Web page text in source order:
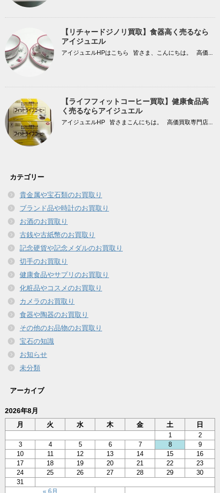
【リチャードジノリ買取】食器高く売るなら
アイジュエル
アイジュエルHPはこちら 皆さま、こんにちは。 高価...
【ライフフィットコーヒー買取】健康食品高
く売るならアイジュエル
アイジュエルHP 皆さまこんにちは。 高価買取専門店...
カテゴリー
貴金属や宝石類のお買取り
ブランド品や時計のお買取り
お酒のお買取り
古銭や古紙幣のお買取り
記念硬貨や記念メダルのお買取り
切手のお買取り
健康食品やサプリのお買取り
化粧品やコスメのお買取り
カメラのお買取り
食器や陶器のお買取り
その他のお品物のお買取り
宝石の知識
お知らせ
未分類
アーカイブ
2026年8月
月
火 水 木 金 土 日
« 6月
1
2
3
4 5 6 7 8
9
10
11 12 13 14 15
16
17
18 19 20 21 22
23
24
25 26 27 28 29
30
31